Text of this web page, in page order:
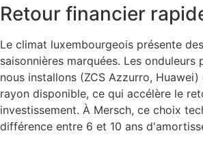
Retour financier
Le climat luxembourgeois présente
saisonnières marquées. Les onduleurs
nous installons (ZCS Azzurro,
rayon disponible, ce qui accélère le
investissement. À Mersch, ce choix
différence entre 6 et 10 ans